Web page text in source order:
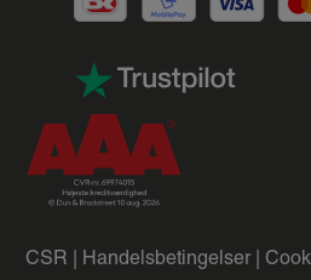
CSR | Handelsbetingelser |